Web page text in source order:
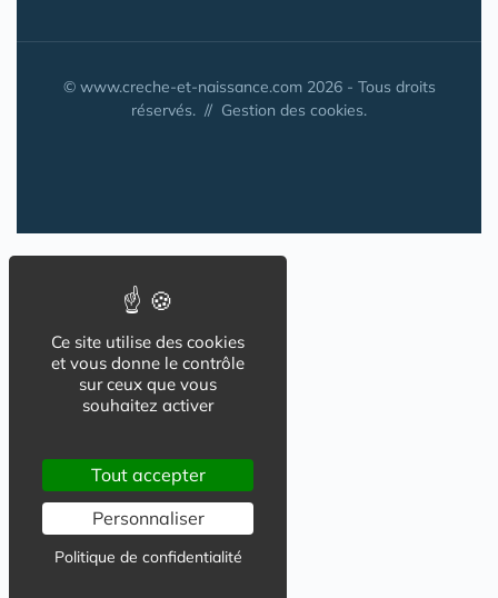
© www.creche-et-naissance.com 2026 - Tous droits
réservés. // Gestion des cookies.
Ce site utilise des cookies
et vous donne le contrôle
sur ceux que vous
souhaitez activer
Tout accepter
Personnaliser
Politique de confidentialité